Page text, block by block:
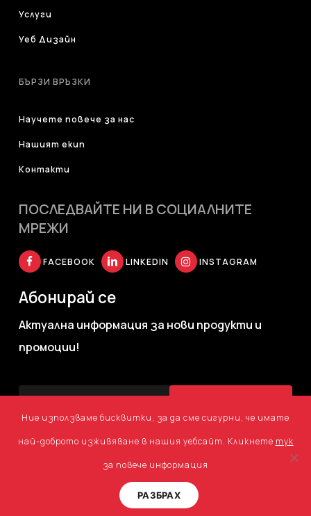
Услуги
Уеб Дизайн
БЪРЗИ ВРЪЗКИ
Научете повече за нас
Нашият екип
Контакти
ПОСЛЕДВАЙТЕ НИ В СОЦИАЛНИТЕ
МРЕЖИ
FACEBOOK LINKEDIN INSTAGRAM
Абонирай се
Актуална информация за нови продукти и
промоции!
GNL Media|Политика за Поверителност
Ние използваме бисквитки, за да сме сигурни, че имате
най-доброто изживяване в нашия уебсайт. Кликнете тук
за повече информация
РАЗБРАХ